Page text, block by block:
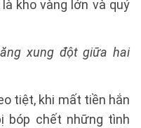
kho vàng lớn và quý
xung đột giữa hai
tiệt, khi mất tiền hắn
bóp chết những tình